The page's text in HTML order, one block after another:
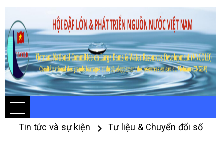
Tin tức và sự kiện Tư liệu & Chuyển đổi số